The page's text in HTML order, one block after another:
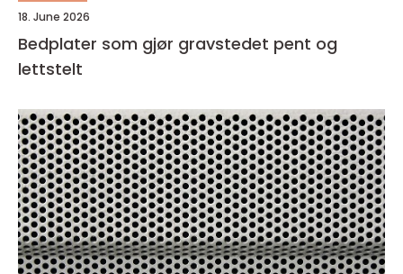
18. June 2026
Bedplater som gjør gravstedet pent og
lettstelt